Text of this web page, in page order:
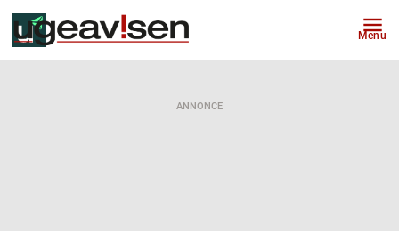
Menu
ANNONCE